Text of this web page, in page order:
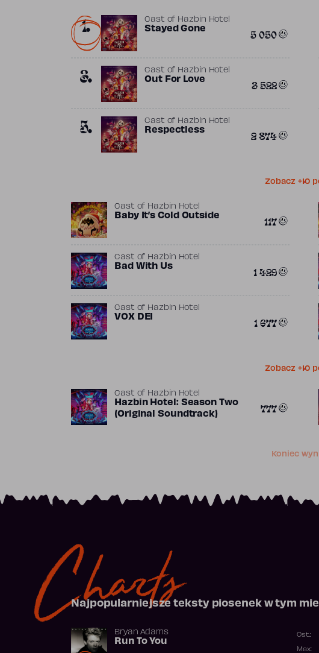
1. Cast of Hazbin Hotel
Stayed Gone 5 050
3. Cast of Hazbin Hotel
Out For Love 3 522
5. Cast of Hazbin Hotel
Respectless 2 874
Zobacz +10
Cast of Hazbin Hotel
Baby It’s Cold Outside 117
Cast of Hazbin Hotel
Bad With Us 1 429
Cast of Hazbin Hotel
VOX DEI 1 677
Zobacz +10
Cast of Hazbin Hotel
Hazbin Hotel: Season Two
(Original Soundtrack)
777
Koniec
Charts
Najpopularniejsze teksty piosenek w tym
Bryan Adams
Run To You
Ost.:
Max: